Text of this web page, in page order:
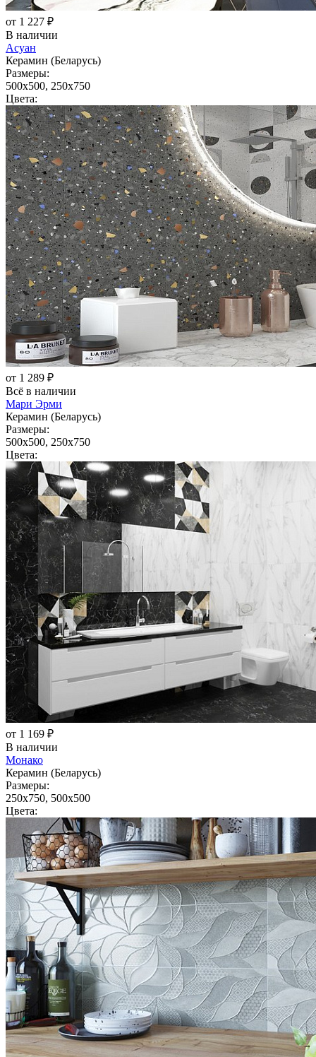
от 1 227 ₽
В наличии
Асуан
Керамин (Беларусь)
Размеры:
500x500, 250x750
Цвета:
от 1 289 ₽
Всё в наличии
Мари Эрми
Керамин (Беларусь)
Размеры:
500x500, 250x750
Цвета:
от 1 169 ₽
В наличии
Монако
Керамин (Беларусь)
Размеры:
250x750, 500x500
Цвета: